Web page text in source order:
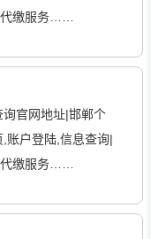
缴服务……
官网地址|邯郸个
账户登陆,信息查询|
缴服务……